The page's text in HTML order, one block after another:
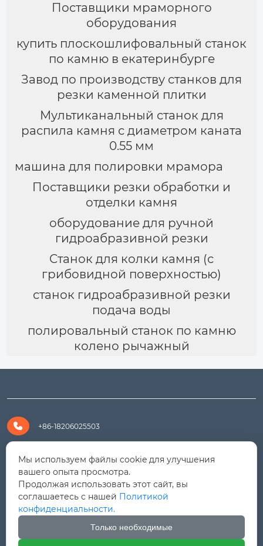
Поставщики мраморного
оборудования
купить плоскошлифовальный станок
по камню в екатеринбурге
Завод по производству станков для
резки каменной плитки
Мультиканальный станок для
распила камня с диаметром каната
0.55 мм
машина для полировки мрамора
Поставщики резки обработки и
отделки камня
оборудование для ручной
гидроабразивной резки
Cтанок для колки камня (с
грибовидной поверхностью)
станок гидроабразивной резки
подача воды
полировальный станок по камню
колено рычажный
 +86-18206025503
 +8618206025503
 yanali@hualongm.com

351144, Китай, пров.Фуцзянь, г. Путянь, район Личэн,
промышленная зона Хуанши
Мы используем файлы cookie для улучшения
вашего опыта просмотра.
Продолжая использовать этот сайт, вы
соглашаетесь с нашей Политикой
конфиденциальности.
Только необходимые